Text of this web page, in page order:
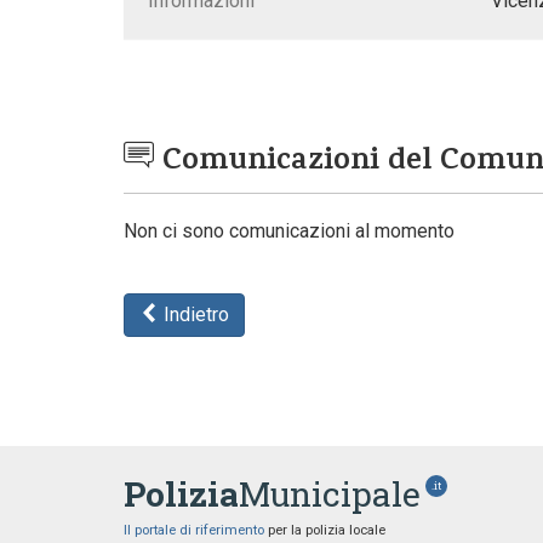
Comunicazioni del
Non ci sono comunicazioni al momento
Indietro
PoliziaMunicipale .it
Il portale di riferimento per la polizia locale